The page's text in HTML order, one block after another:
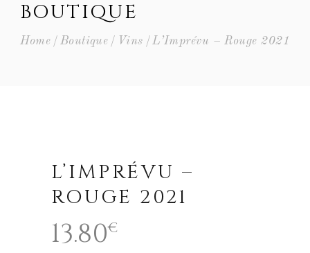
BOUTIQUE
Home Boutique Vins L’Imprévu – Rouge 2021
L’IMPRÉVU –
ROUGE 2021
13.80€